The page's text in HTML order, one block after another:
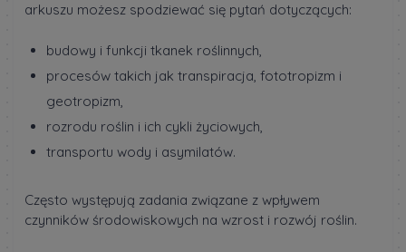
arkuszu możesz spodziewać się pytań dotyczących:
budowy i funkcji tkanek roślinnych,
procesów takich jak transpiracja, fototropizm i
geotropizm,
rozrodu roślin i ich cykli życiowych,
transportu wody i asymilatów.
Często występują zadania związane z wpływem
czynników środowiskowych na wzrost i rozwój roślin.